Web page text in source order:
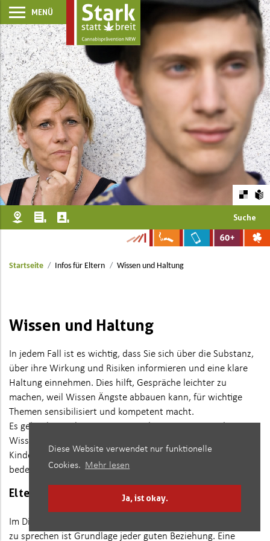
Diese Website verwendet nur funktionelle
Cookies. Mehr lesen
Ja, ist okay.
MENÜ
Suche
Startseite Infos für Eltern Wissen und Haltung
Wissen und Haltung
In jedem Fall ist es wichtig, dass Sie sich über die Substanz,
über ihre Wirkung und Risiken informieren und eine klare
Haltung einnehmen. Dies hilft, Gespräche leichter zu
machen, weil Wissen Ängste abbauen kann, für wichtige
Themen sensibilisiert und kompetent macht.
Es geht aber nicht in erster Linie darum, seinen Kindern
Wissen zu vermitteln. Vielmehr steht im Zentrum, wie die
Kinder Cannabis wahrnehmen und was es in ihrem Leben
bedeutet.
Eltern-Kind-Beziehung
Im Dialog zu sein, d.h. einander zuzuhören und miteinander
zu sprechen ist Grundlage jeder guten Beziehung. Eine